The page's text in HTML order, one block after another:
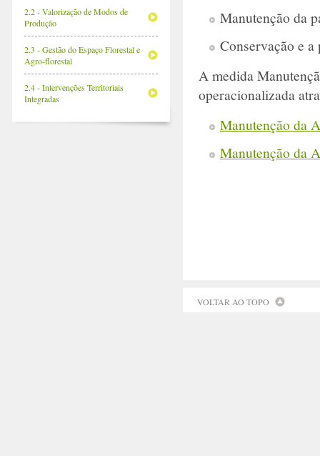
2.2 - Valorização de Modos de
Produção
2.3 - Gestão do Espaço Florestal e
Agro-florestal
2.4 - Intervenções Territoriais
Integradas
Manutenção da
Conservação e
A medida
operacionalizada
Manutenção da
Manutenção da
VOLTAR AO TOPO